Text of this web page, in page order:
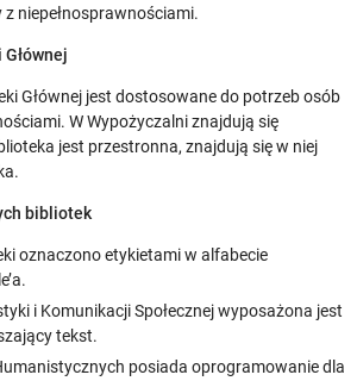
niepełnosprawnościami.
Głównej jest dostosowane do potrzeb osób
W Wypożyczalni znajdują się
jest przestronna, znajdują się w niej
bibliotek
oznaczono etykietami w alfabecie
i Komunikacji Społecznej wyposażona jest
tekst.
posiada oprogramowanie dla